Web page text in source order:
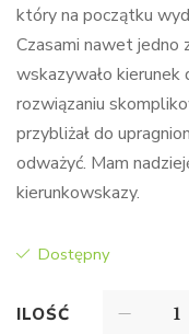
który na początku
Czasami nawet jedno
wskazywało kierunek
rozwiązaniu
przybliżał do
odważyć. Mam
kierunkowskazy.
Dostępny
ILOŚĆ